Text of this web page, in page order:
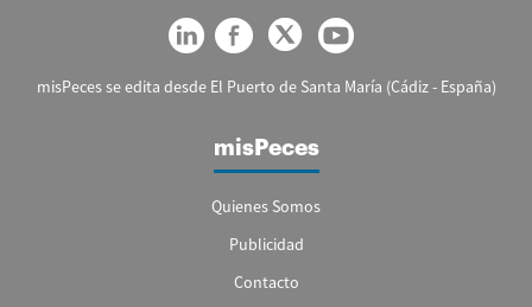
misPeces se edita desde El Puerto de Santa María (Cádiz - España)
misPeces
Quienes Somos
Publicidad
Contacto